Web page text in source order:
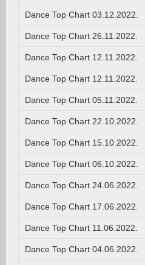
Dance Top Chart 03.12.2022.
Dance Top Chart 26.11.2022.
Dance Top Chart 12.11.2022.
Dance Top Chart 12.11.2022.
Dance Top Chart 05.11.2022.
Dance Top Chart 22.10.2022.
Dance Top Chart 15.10.2022.
Dance Top Chart 06.10.2022.
Dance Top Chart 24.06.2022.
Dance Top Chart 17.06.2022.
Dance Top Chart 11.06.2022.
Dance Top Chart 04.06.2022.